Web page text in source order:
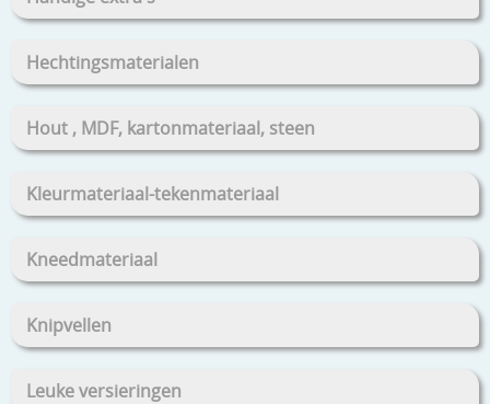
Hechtingsmaterialen
Hout , MDF, kartonmateriaal, steen
Kleurmateriaal-tekenmateriaal
Kneedmateriaal
Knipvellen
Leuke versieringen